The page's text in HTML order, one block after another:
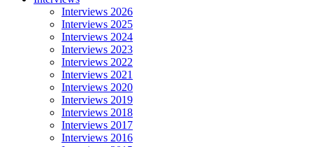
Interviews 2026
Interviews 2025
Interviews 2024
Interviews 2023
Interviews 2022
Interviews 2021
Interviews 2020
Interviews 2019
Interviews 2018
Interviews 2017
Interviews 2016